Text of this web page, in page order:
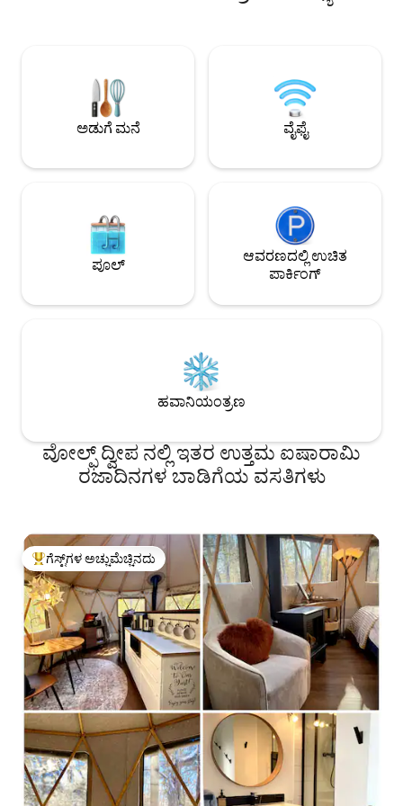
ಆಹ್ವಾನಿಸುತ್ತದೆ. ಕೆಳಮಟ್ಟದಲ್ಲಿ ಹಾರುತ್ತಿರುವ ಹೆರಾನ್,
ಕೊಲ್ಲಿಯಲ್ಲಿರುವ ಹಂಸಗಳು ಮತ್ತು ಮರದ ಮೇಲಿನಿಂದ
ಕಣ್ತುಂಬಿಕೊಳ್ಳುತ್ತಿರುವ ಹದ್ದುಗಳನ್ನು ಗಮನಿಸಿ.
ಅಡುಗೆ ಮನೆ ವೈಫೈ
ಪೂಲ್
ಆವರಣದಲ್ಲಿ ಉಚಿತ
ಪಾರ್ಕಿಂಗ್
ಹವಾನಿಯಂತ್ರಣ
ವೋಲ್ಫ್ ದ್ವೀಪ ನಲ್ಲಿ ಇತರ ಉತ್ತಮ ಐಷಾರಾಮಿ
ರಜಾದಿನಗಳ ಬಾಡಿಗೆಯ ವಸತಿಗಳು
ಗೆಸ್ಟ್‌ಗಳಿಗೆ ಅತಿ ಹೆಚ್ಚು ಅಚ್ಚುಮೆಚ್ಚಿನದು
ಗೆಸ್ಟ್‌ಗಳ ಅಚ್ಚುಮೆಚ್ಚಿನದು